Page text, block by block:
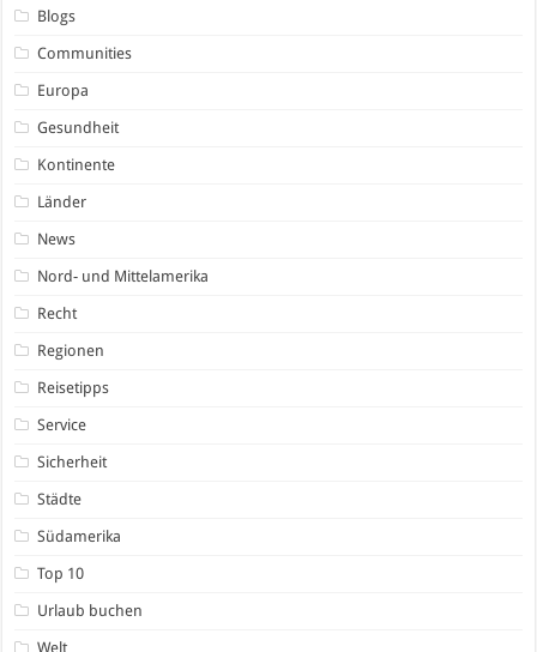
Blogs
Communities
Europa
Gesundheit
Kontinente
Länder
News
Nord- und Mittelamerika
Recht
Regionen
Reisetipps
Service
Sicherheit
Städte
Südamerika
Top 10
Urlaub buchen
Welt